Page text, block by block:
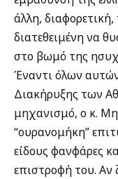
άλλη,
διατεθειμένη να
στο βωμό της
Έναντι όλων
Διακήρυξης των
μηχανισμό, ο κ.
“ουρανομήκη”
είδους φανφάρες
επιστροφή του. Αν